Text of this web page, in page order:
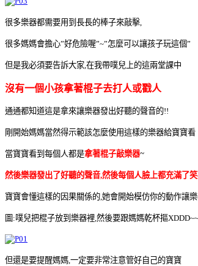
很多樂器都需要用到長長的棒子來敲擊
很多媽媽會擔心”好危險喔”~”怎麼可以讓孩子玩這個”
但是我必須要告訴大家在我帶噗兒上的這兩堂課中
沒有一個小孩拿著棍子去打人或戳人
通通都知道這是拿來讓樂器發出好聽的聲音的!!
剛開始媽媽當然得示範該怎麼使用這樣的樂器給寶寶看
當寶寶看到每個人都是拿著棍子敲樂器~
然後樂器發出了好聽的聲音,然後每個人臉上都充滿了
寶寶會懂這樣的因果關係的她會開始模仿你的動作讓
圖:噗兒把棍子放到樂器裡然後要跟媽媽乾杯摳
但還是要提醒媽媽一定要非常注意管好自己的寶寶